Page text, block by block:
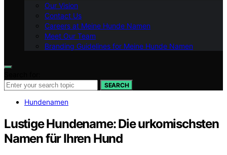
Our Vision
Contact Us
Careers at Meine Hunde Namen
Meet Our Team
Branding Guidelines for Meine Hunde Namen
SEARCH
Hundenamen
Lustige Hundename: Die urkomischsten
Namen für Ihren Hund